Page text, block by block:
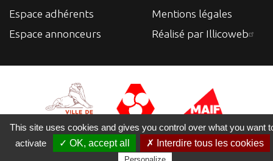
Espace adhérents
Espace annonceurs
Mentions légales
Réalisé par Illicoweb
This site uses cookies and gives you control over what you want
activate
✓ OK, accept all ✗ Interdire tous les cookies